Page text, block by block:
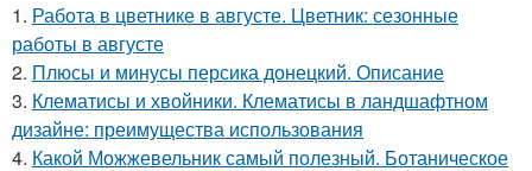
1. Работа в цветнике в августе. Цветник: сезонные
работы в августе
2. Плюсы и минусы персика донецкий. Описание
3. Клематисы и хвойники. Клематисы в ландшафтном
дизайне: преимущества использования
4. Какой Можжевельник самый полезный. Ботаническое